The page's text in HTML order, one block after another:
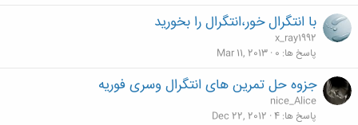
با انتگرال خور،انتگرال را بخورید
x_ray1992
پاسخ ها 0
Mar 11, 2013
جزوه حل تمرین های انتگرال وسری فوریه
nice_Alice
پاسخ ها 4
Dec 22, 2012